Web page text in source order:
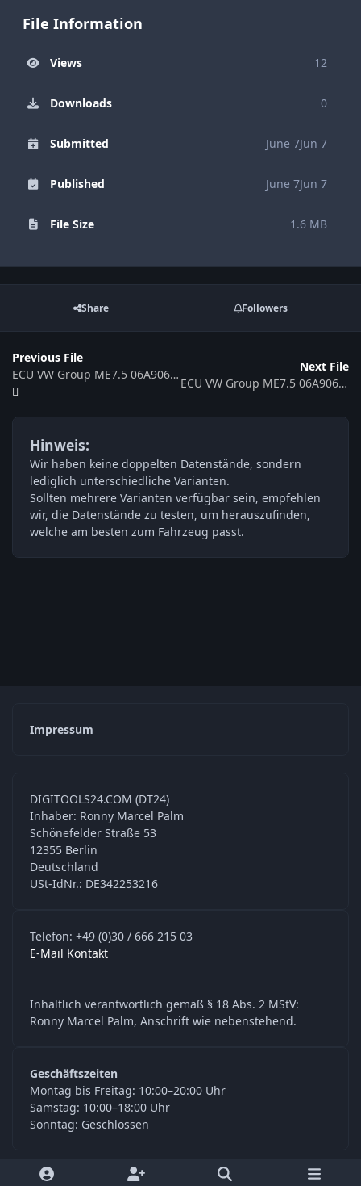
File Information
Views 12
Downloads 0
Submitted June 7Jun 7
Published June 7Jun 7
File Size 1.6 MB
Share Followers
Previous File
ECU VW Group ME7.5 06A906032SL 0261208529 371155
Next File
ECU VW Group ME7.5 06A906032RT 0261208499 369086
Hinweis:
Wir haben keine doppelten Datenstände, sondern
lediglich unterschiedliche Varianten.
Sollten mehrere Varianten verfügbar sein, empfehlen
wir, die Datenstände zu testen, um herauszufinden,
welche am besten zum Fahrzeug passt.
Impressum
DIGITOOLS24.COM (DT24)
Inhaber: Ronny Marcel Palm
Schönefelder Straße 53
12355 Berlin
Deutschland
USt-IdNr.: DE342253216
Telefon: +49 (0)30 / 666 215 03
E-Mail Kontakt
Inhaltlich verantwortlich gemäß § 18 Abs. 2 MStV:
Ronny Marcel Palm, Anschrift wie nebenstehend.
Geschäftszeiten
Montag bis Freitag: 10:00–20:00 Uhr
Samstag: 10:00–18:00 Uhr
Sonntag: Geschlossen